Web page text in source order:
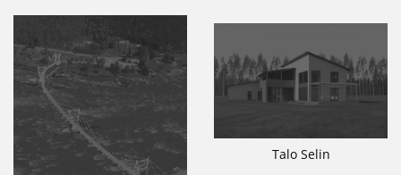
Talo Selin